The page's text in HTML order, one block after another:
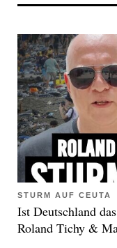
STURM AUF CEUTA
Ist Deutschland
Roland Tichy &